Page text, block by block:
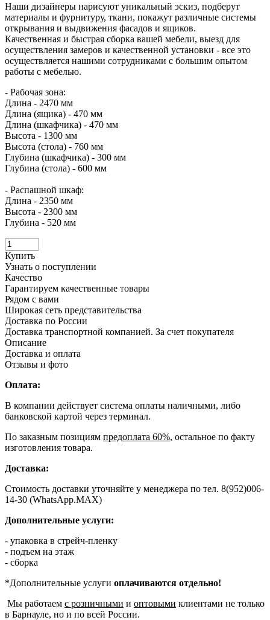
Наши дизайнеры нарисуют уникальный эскиз, подберут
материалы и фурнитуру, ткани, покажут различные системы
открывания и выдвижения фасадов и ящиков.
Качественная и быстрая сборка вашей мебели, выезд для
осуществления замеров и качественной установки - все это
осуществляется нашими сотрудниками с большим опытом
работы с мебелью.
- Рабочая зона:
Длина - 2470 мм
Длина (ящика) - 470 мм
Длина (шкафчика) - 470 мм
Высота - 1300 мм
Высота (стола) - 760 мм
Глубина (шкафчика) - 300 мм
Глубина (стола) - 600 мм
- Распашной шкаф:
Длина - 2350 мм
Высота - 2300 мм
Глубина - 520 мм
Купить
Узнать о поступлении
Качество
Гарантируем качественные товары
Рядом с вами
Широкая сеть представительства
Доставка по России
Доставка транспортной компанией. За счет покупателя
Описание
Доставка и оплата
Отзывы и фото
Оплата:
В компании действует система оплаты наличными, либо
банковской картой через терминал.
По заказным позициям предоплата 60%, остальное по факту
изготовления товара.
Доставка:
Стоимость доставки уточняйте у менеджера по тел. 8(952)006-
14-30 (WhatsApp.MAX)
Дополнительные услуги:
- упаковка в стрейч-пленку
- подъем на этаж
- сборка
*Дополнительные услуги оплачиваются отдельно!
Мы работаем с розничными и оптовыми клиентами не только
в Барнауле, но и по всей России.